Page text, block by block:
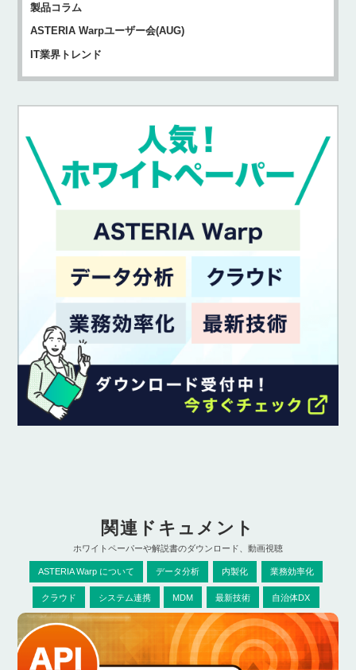
製品コラム
ASTERIA Warpユーザー会(AUG)
IT業界トレンド
関連ドキュメント
ホワイトペーパーや解説書のダウンロード、動画視聴
ASTERIA Warp について データ分析 内製化 業務効率化
クラウド システム連携 MDM 最新技術 自治体DX